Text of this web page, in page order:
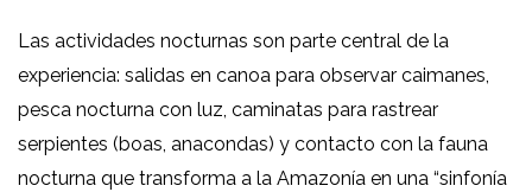
Las actividades nocturnas son parte central de la
experiencia: salidas en canoa para observar caimanes,
pesca nocturna con luz, caminatas para rastrear
serpientes (boas, anacondas) y contacto con la fauna
nocturna que transforma a la Amazonía en una “sinfonía